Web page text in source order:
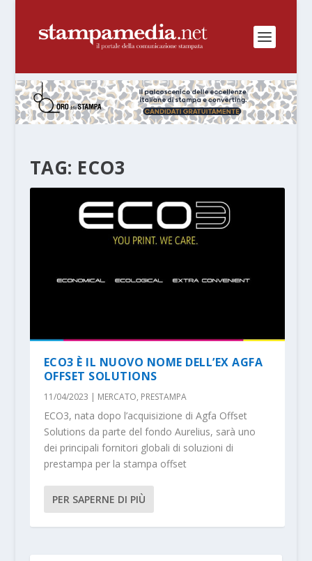
TAG: ECO3
ECO3 È IL NUOVO NOME DELL’EX AGFA
OFFSET SOLUTIONS
11/04/2023 | MERCATO, PRESTAMPA
ECO3, nata dopo l’acquisizione di Agfa Offset
Solutions da parte del fondo Aurelius, sarà uno
dei principali fornitori globali di soluzioni di
prestampa per la stampa offset
PER SAPERNE DI PIÙ